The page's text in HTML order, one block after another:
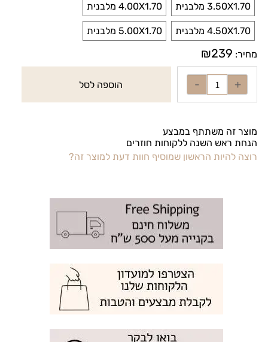
3.50X1.70 מלבנית 4.00X1.70 מלבנית
4.50X1.70 מלבנית 5.00X1.70 מלבנית
מחיר: ₪239
הוספה לסל
מוצר זה משתתף במבצע
הנחת ראש השנה ללקוחות חוזרים
רוצה להיות הראשון שמוסיף חוות דעת למוצר זה?